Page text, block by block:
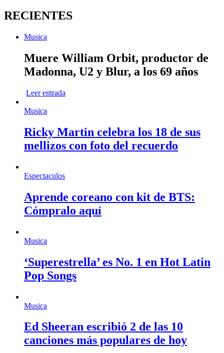
RECIENTES
Musica
Muere William Orbit, productor de
Madonna, U2 y Blur, a los 69 años
Leer entrada
Musica
Ricky Martin celebra los 18 de sus
mellizos con foto del recuerdo
Espectaculos
Aprende coreano con kit de BTS:
Cómpralo aquí
Musica
‘Superestrella’ es No. 1 en Hot Latin
Pop Songs
Musica
Ed Sheeran escribió 2 de las 10
canciones más populares de hoy